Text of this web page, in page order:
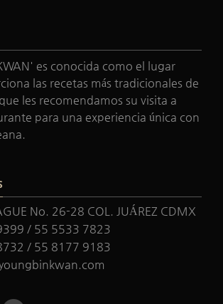
es conocida como el lugar
las recetas más tradicionales de
les recomendamos su visita a
para una experiencia única con
No. 26-28 COL. JUÁREZ CDMX
/ 55 5533 7823
/ 55 8177 9183